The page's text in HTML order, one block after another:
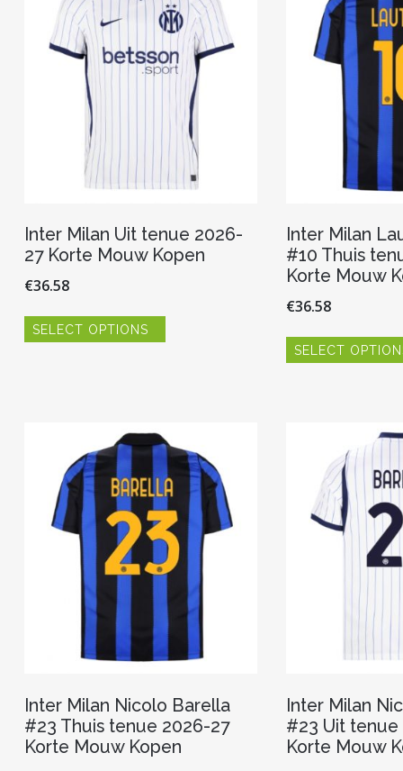
Inter Milan Uit tenue 2026-
27 Korte Mouw Kopen
€36.58
SELECT OPTIONS
kan
gekozen
worden
op
de
productpagina
Inter Milan
#10 Thuis
Korte Mouw
€36.58
SELECT
Inter Milan Nicolo Barella
#23 Thuis tenue 2026-27
Korte Mouw Kopen
Inter Milan
#23 Uit tenue
Korte Mouw